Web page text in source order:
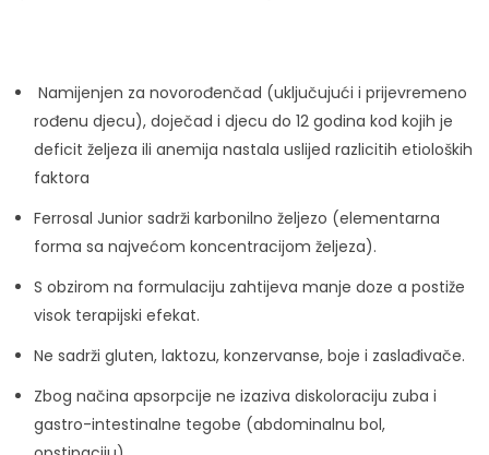
Namijenjen za novorođenčad (uključujući i prijevremeno
rođenu djecu), doječad i djecu do 12 godina kod kojih je
deficit željeza ili anemija nastala uslijed razlicitih etioloških
faktora
Ferrosal Junior sadrži karbonilno željezo (elementarna
forma sa najvećom koncentracijom željeza).
S obzirom na formulaciju zahtijeva manje doze a postiže
visok terapijski efekat.
Ne sadrži gluten, laktozu, konzervanse, boje i zaslađivače.
Zbog načina apsorpcije ne izaziva diskoloraciju zuba i
gastro-intestinalne tegobe (abdominalnu bol,